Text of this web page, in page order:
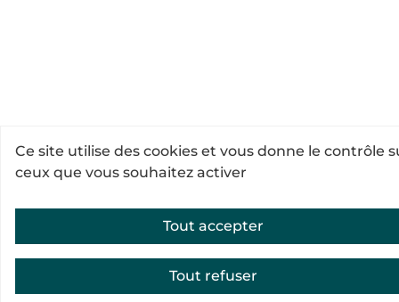
Ce site utilise des cookies et vous donne le contrôle
ceux que vous souhaitez activer
Tout accepter
Tout refuser